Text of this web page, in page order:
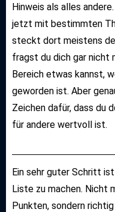
Hinweis als alles
jetzt mit bestimmten
steckt dort meistens
fragst du dich gar nicht
Bereich etwas kannst,
geworden ist. Aber
Zeichen dafür, dass du
für andere wertvoll ist.
Ein sehr guter Schritt
Liste zu machen. Nicht
Punkten, sondern